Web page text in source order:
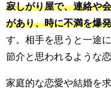
寂しがり屋で、連絡や
があり、時に不満を爆
す。相手を思うと一途
節介と思われるような
家庭的な恋愛や結婚を求